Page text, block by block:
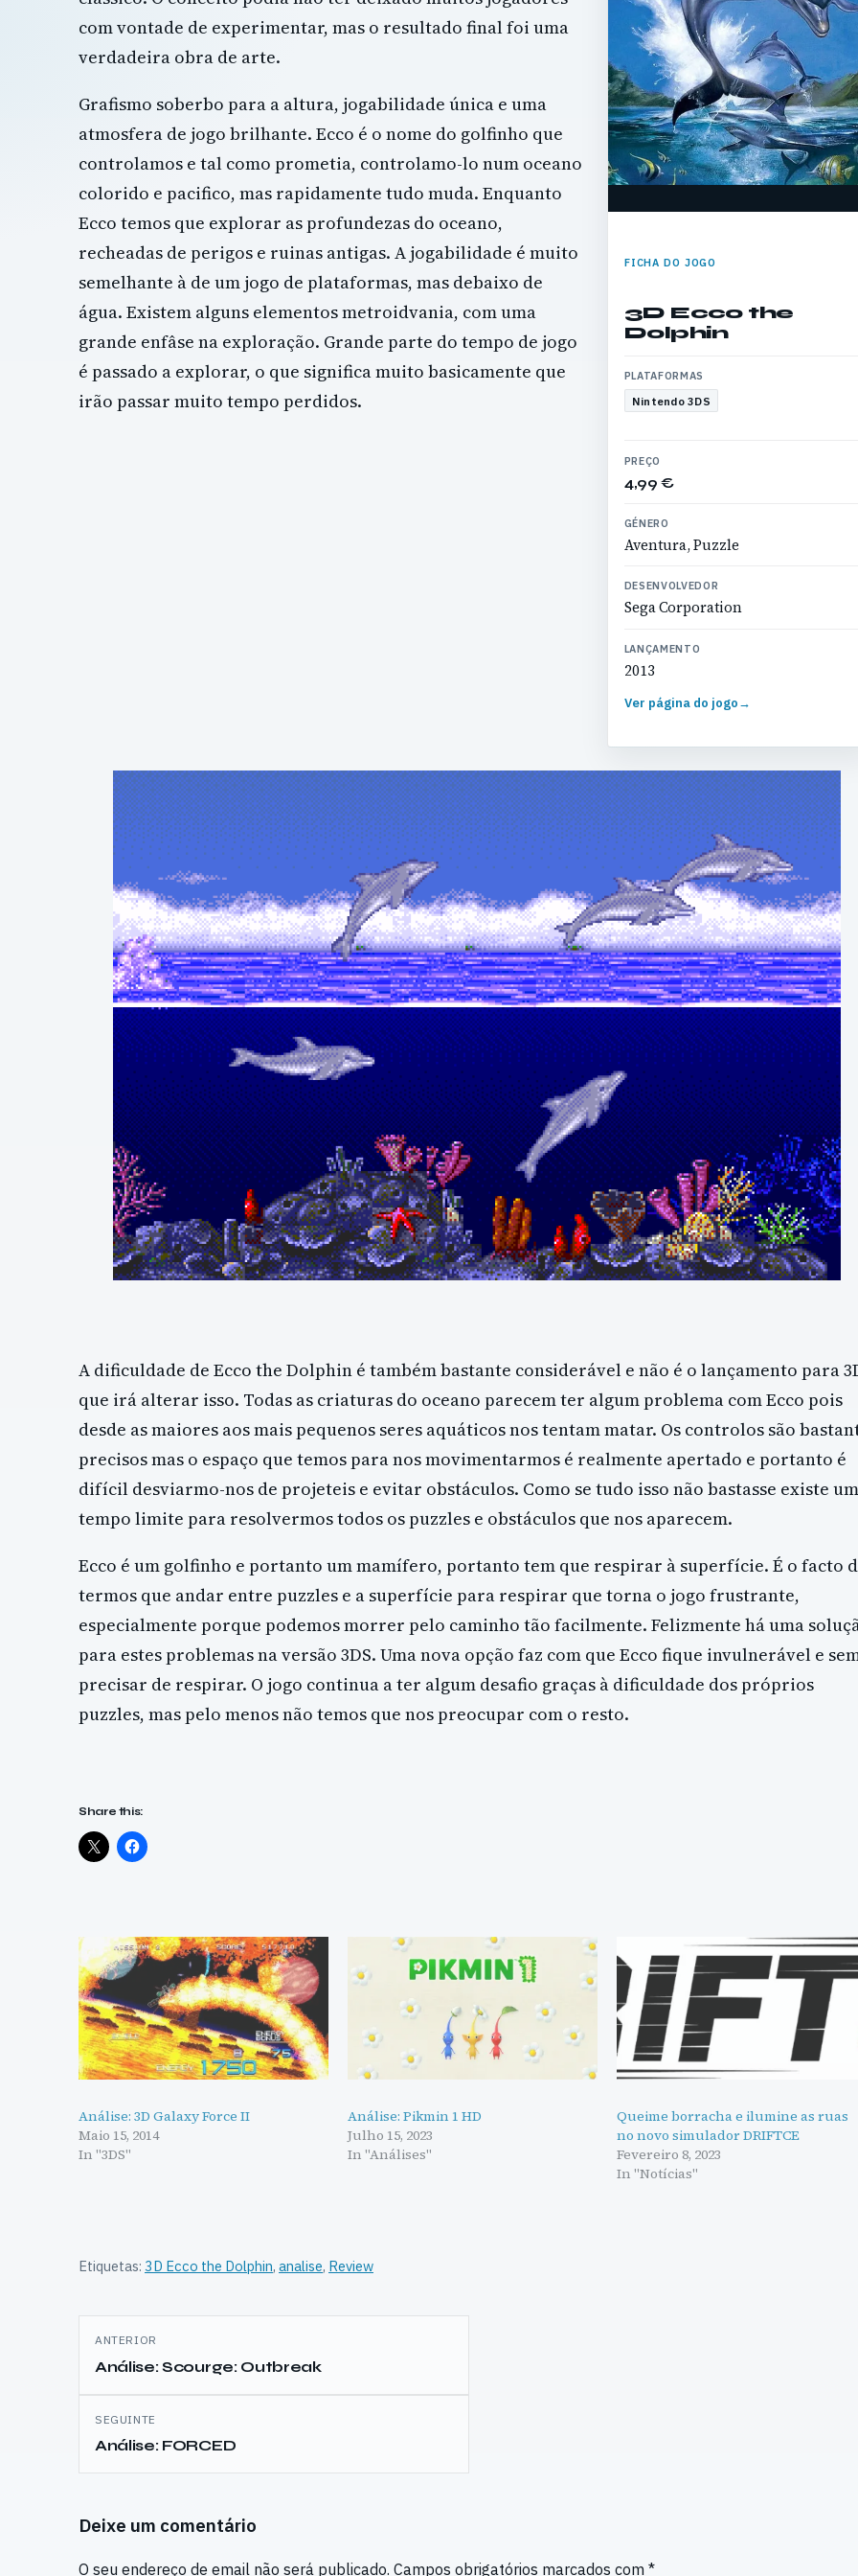
FICHA DO JOGO
3D Ecco the
Dolphin
PLATAFORMAS
Nintendo 3DS
PREÇO
4,99 €
GÉNERO
Aventura, Puzzle
DESENVOLVEDOR
Sega Corporation
LANÇAMENTO
2013
Ver página do jogo→
com vontade de experimentar, mas o resultado final foi uma
verdadeira obra de arte.
Grafismo soberbo para a altura, jogabilidade única e uma
atmosfera de jogo brilhante. Ecco é o nome do golfinho que
controlamos e tal como prometia, controlamo-lo num oceano
colorido e pacifico, mas rapidamente tudo muda. Enquanto
Ecco temos que explorar as profundezas do oceano,
recheadas de perigos e ruinas antigas. A jogabilidade é muito
semelhante à de um jogo de plataformas, mas debaixo de
água. Existem alguns elementos metroidvania, com uma
grande enfâse na exploração. Grande parte do tempo de jogo
é passado a explorar, o que significa muito basicamente que
irão passar muito tempo perdidos.
A dificuldade de Ecco the Dolphin é também bastante considerável e não é o lançamento para
que irá alterar isso. Todas as criaturas do oceano parecem ter algum problema com Ecco pois
desde as maiores aos mais pequenos seres aquáticos nos tentam matar. Os controlos são
precisos mas o espaço que temos para nos movimentarmos é realmente apertado e portanto é
difícil desviarmo-nos de projeteis e evitar obstáculos. Como se tudo isso não bastasse existe um
tempo limite para resolvermos todos os puzzles e obstáculos que nos aparecem.
Ecco é um golfinho e portanto um mamífero, portanto tem que respirar à superfície. É o facto
termos que andar entre puzzles e a superfície para respirar que torna o jogo frustrante,
especialmente porque podemos morrer pelo caminho tão facilmente. Felizmente há uma
para estes problemas na versão 3DS. Uma nova opção faz com que Ecco fique invulnerável e
precisar de respirar. O jogo continua a ter algum desafio graças à dificuldade dos próprios
puzzles, mas pelo menos não temos que nos preocupar com o resto.
Share this:
Análise: 3D Galaxy Force II
Maio 15, 2014
In "3DS"
Análise: Pikmin 1 HD
Julho 15, 2023
In "Análises"
Queime borracha e ilumine as ruas
no novo simulador DRIFTCE
Fevereiro 8, 2023
In "Notícias"
Etiquetas: 3D Ecco the Dolphin, analise, Review
Navegação
de
artigos
ANTERIOR
Análise: Scourge: Outbreak
SEGUINTE
Análise: FORCED
Deixe um comentário
O seu endereço de email não será publicado. Campos obrigatórios marcados com *